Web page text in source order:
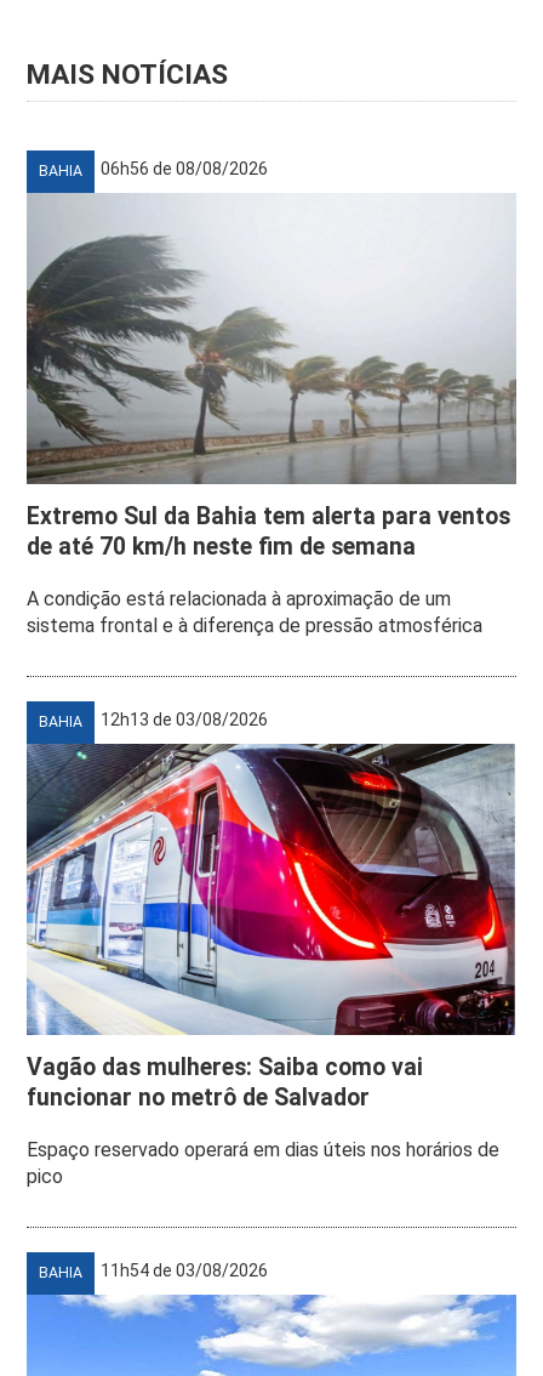
MAIS NOTÍCIAS
BAHIA 06h56 de 08/08/2026
Extremo Sul da Bahia tem alerta para ventos
de até 70 km/h neste fim de semana
A condição está relacionada à aproximação de um
sistema frontal e à diferença de pressão atmosférica
BAHIA 12h13 de 03/08/2026
Vagão das mulheres: Saiba como vai
funcionar no metrô de Salvador
Espaço reservado operará em dias úteis nos horários de
pico
BAHIA 11h54 de 03/08/2026